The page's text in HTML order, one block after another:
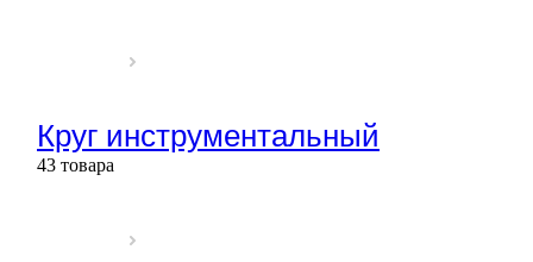
Круг инструментальный
43 товара